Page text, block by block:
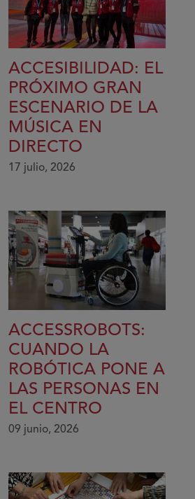
ACCESIBILIDAD: EL
PRÓXIMO GRAN
ESCENARIO DE LA
MÚSICA EN
DIRECTO
17 julio, 2026
ACCESSROBOTS:
CUANDO LA
ROBÓTICA PONE A
LAS PERSONAS EN
EL CENTRO
09 junio, 2026